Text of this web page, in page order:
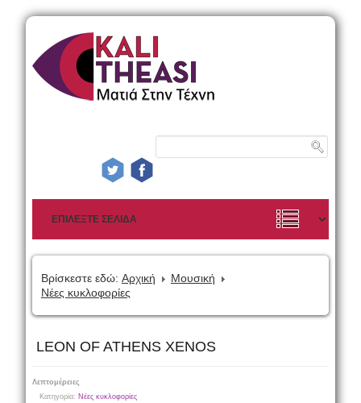
Βρίσκεστε εδώ: Αρχική
Μουσική
Νέες κυκλοφορίες
LEON OF ATHENS XENOS
Λεπτομέρειες
Κατηγορία: Νέες κυκλοφορίες